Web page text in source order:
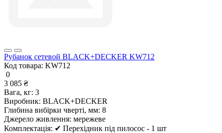
Рубанок сетевой BLACK+DECKER KW712
Код товара: KW712
0
3 085 ₴
Вага, кг: 3
Виробник: BLACK+DECKER
Глибина вибірки чверті, мм: 8
Джерело живлення: мережеве
Комплектація: ✔ Перехідник під пилосос - 1 шт